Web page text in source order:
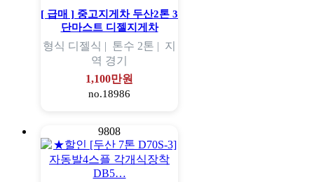
[ 급매 ] 중고지게차 두산2톤 3
단마스트 디젤지게차
형식 디젤식 | 톤수 2톤 | 지
역 경기
1,100만원
no.18986
9808